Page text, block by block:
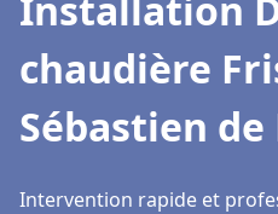
chaudière
Sébastien
Intervention rapide et